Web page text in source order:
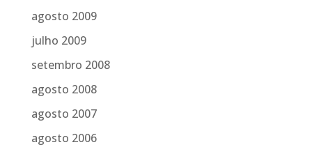
agosto 2009
julho 2009
setembro 2008
agosto 2008
agosto 2007
agosto 2006